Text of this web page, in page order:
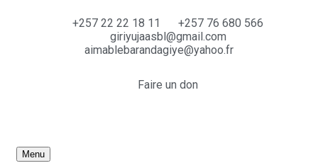
+257 22 22 18 11
+257 76 680 566
giriyujaasbl@gmail.com
aimablebarandagiye@yahoo.fr
Faire un don
Menu